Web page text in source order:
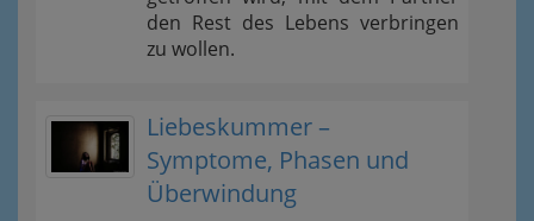
den Rest des Lebens verbringen
zu wollen.
Liebeskummer –
Symptome, Phasen und
Überwindung